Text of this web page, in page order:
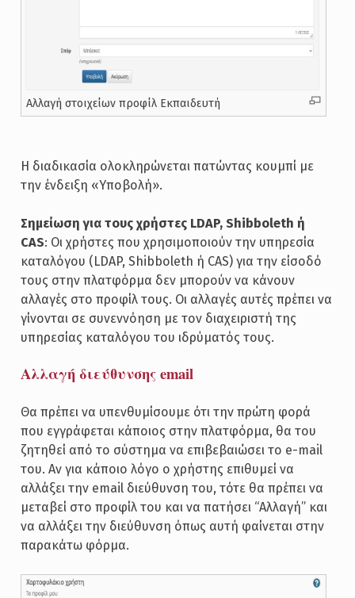
Αλλαγή στοιχείων προφίλ Εκπαιδευτή
Η διαδικασία ολοκληρώνεται πατώντας κουμπί με
την ένδειξη «Υποβολή».
Σημείωση για τους χρήστες LDAP, Shibboleth ή
CAS: Οι χρήστες που χρησιμοποιούν την υπηρεσία
καταλόγου (LDAP, Shibboleth ή CAS) για την είσοδό
τους στην πλατφόρμα δεν μπορούν να κάνουν
αλλαγές στο προφίλ τους. Οι αλλαγές αυτές πρέπει να
γίνονται σε συνεννόηση με τον διαχειριστή της
υπηρεσίας καταλόγου του ιδρύματός τους.
Αλλαγή διεύθυνσης email
Θα πρέπει να υπενθυμίσουμε ότι την πρώτη φορά
που εγγράφεται κάποιος στην πλατφόρμα, θα του
ζητηθεί από το σύστημα να επιβεβαιώσει το e-mail
του. Αν για κάποιο λόγο ο χρήστης επιθυμεί να
αλλάξει την email διεύθυνση του, τότε θα πρέπει να
μεταβεί στο προφίλ του και να πατήσει “Αλλαγή” και
να αλλάξει την διεύθυνση όπως αυτή φαίνεται στην
παρακάτω φόρμα.